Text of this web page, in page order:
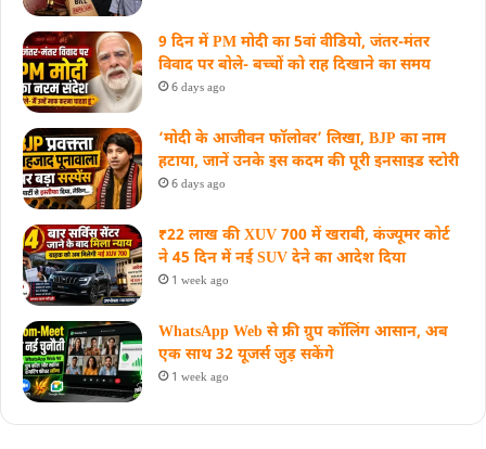
9 दिन में PM मोदी का 5वां वीडियो, जंतर-मंतर
विवाद पर बोले- बच्चों को राह दिखाने का समय
6 days ago
‘मोदी के आजीवन फॉलोवर’ लिखा, BJP का नाम
हटाया, जानें उनके इस कदम की पूरी इनसाइड स्‍टोरी
6 days ago
₹22 लाख की XUV 700 में खराबी, कंज्यूमर कोर्ट
ने 45 दिन में नई SUV देने का आदेश दिया
1 week ago
WhatsApp Web से फ्री ग्रुप कॉलिंग आसान, अब
एक साथ 32 यूजर्स जुड़ सकेंगे
1 week ago